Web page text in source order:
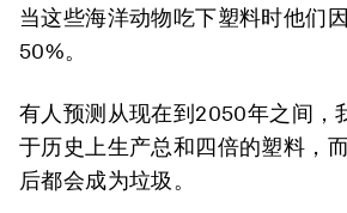
当这些海洋动物吃下塑料时他们
50%。
有人预测从现在到2050年之间，
于历史上生产总和四倍的塑料，
后都会成为垃圾。